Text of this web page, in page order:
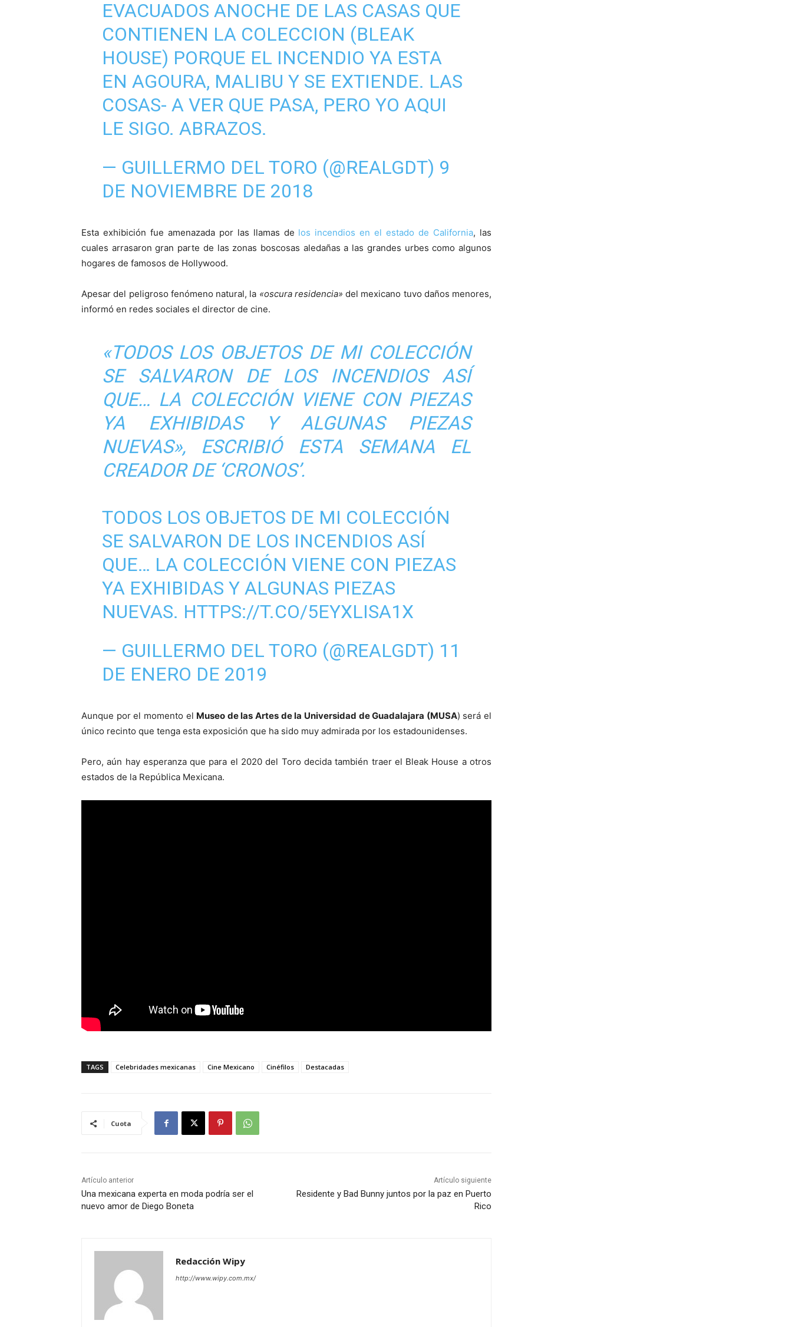
EVACUADOS ANOCHE DE LAS CASAS QUE
CONTIENEN LA COLECCION (BLEAK
HOUSE) PORQUE EL INCENDIO YA ESTA
EN AGOURA, MALIBU Y SE EXTIENDE. LAS
COSAS- A VER QUE PASA, PERO YO AQUI
LE SIGO. ABRAZOS.
— GUILLERMO DEL TORO (@REALGDT) 9
DE NOVIEMBRE DE 2018
Esta exhibición fue amenazada por las llamas de los incendios en el estado de California, las
cuales arrasaron gran parte de las zonas boscosas aledañas a las grandes urbes como algunos
hogares de famosos de Hollywood.
Apesar del peligroso fenómeno natural, la «oscura residencia» del mexicano tuvo daños menores,
informó en redes sociales el director de cine.
«TODOS LOS OBJETOS DE MI COLECCIÓN
SE SALVARON DE LOS INCENDIOS ASÍ
QUE… LA COLECCIÓN VIENE CON PIEZAS
YA EXHIBIDAS Y ALGUNAS PIEZAS
NUEVAS», ESCRIBIÓ ESTA SEMANA EL
CREADOR DE ‘CRONOS’.
TODOS LOS OBJETOS DE MI COLECCIÓN
SE SALVARON DE LOS INCENDIOS ASÍ
QUE… LA COLECCIÓN VIENE CON PIEZAS
YA EXHIBIDAS Y ALGUNAS PIEZAS
NUEVAS. HTTPS://T.CO/5EYXLISA1X
— GUILLERMO DEL TORO (@REALGDT) 11
DE ENERO DE 2019
Aunque por el momento el Museo de las Artes de la Universidad de Guadalajara (MUSA) será el
único recinto que tenga esta exposición que ha sido muy admirada por los estadounidenses.
Pero, aún hay esperanza que para el 2020 del Toro decida también traer el Bleak House a otros
estados de la República Mexicana.
TAGS Celebridades mexicanas Cine Mexicano Cinéfilos Destacadas
Cuota
Artículo anterior
Una mexicana experta en moda podría ser el
nuevo amor de Diego Boneta
Artículo siguiente
Residente y Bad Bunny juntos por la paz en Puerto
Rico
Redacción Wipy
http://www.wipy.com.mx/